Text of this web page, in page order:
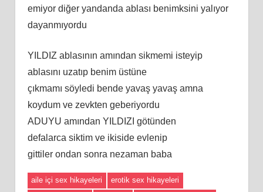
emiyor diğer yandanda ablası benimksini yalıyor
dayanmıyordu
YILDIZ ablasının amından sikmemi isteyip
ablasını uzatıp benim üstüne
çıkmamı söyledi bende yavaş yavaş amna
koydum ve zevkten geberiyordu
ADUYU amından YILDIZI götünden
defalarca siktim ve ikiside evlenip
gittiler ondan sonra nezaman baba
aile içi sex hikayeleri
erotik sex hikayeleri